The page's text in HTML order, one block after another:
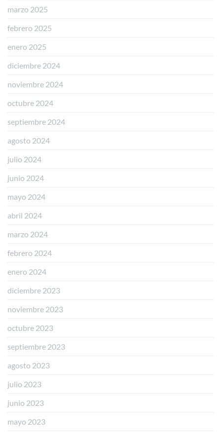
marzo 2025
febrero 2025
enero 2025
diciembre 2024
noviembre 2024
octubre 2024
septiembre 2024
agosto 2024
julio 2024
junio 2024
mayo 2024
abril 2024
marzo 2024
febrero 2024
enero 2024
diciembre 2023
noviembre 2023
octubre 2023
septiembre 2023
agosto 2023
julio 2023
junio 2023
mayo 2023